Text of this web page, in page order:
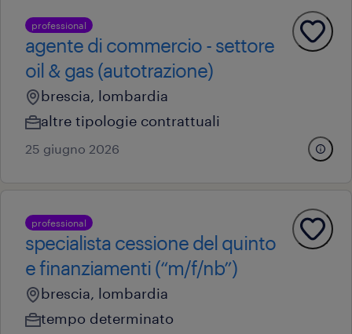
professional
agente di commercio - settore
oil & gas (autotrazione)
brescia, lombardia
altre tipologie contrattuali
25 giugno 2026
professional
specialista cessione del quinto
e finanziamenti (“m/f/nb”)
brescia, lombardia
tempo determinato